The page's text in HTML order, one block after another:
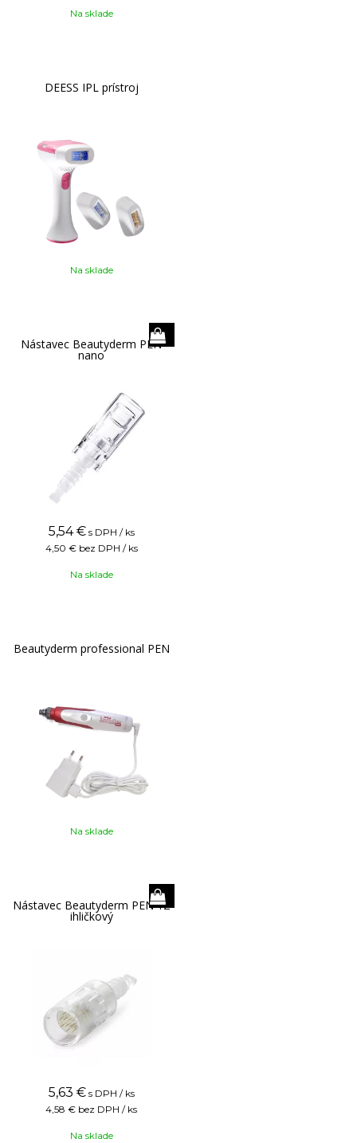
Na sklade
DEESS IPL prístroj
Na sklade
Nástavec Beautyderm PEN
nano
5,54 € s DPH / ks
4,50 € bez DPH / ks
Na sklade
Beautyderm professional PEN
Na sklade
Nástavec Beautyderm PEN 12
ihličkový
5,63 € s DPH / ks
4,58 € bez DPH / ks
Na sklade